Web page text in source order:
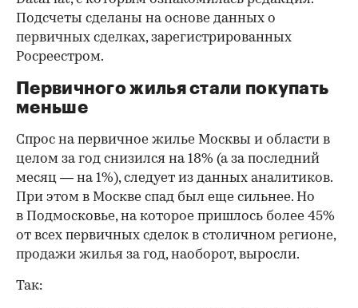
Подсчеты сделаны на основе данных о
первичных сделках, зарегистрированных
Росреестром.
Первичного жилья стали покупать
меньше
Спрос на первичное жилье Москвы и области в
целом за год снизился на 18% (а за последний
месяц — на 1%), следует из данных аналитиков.
При этом в Москве спад был еще сильнее. Но
в Подмосковье, на которое пришлось более 45%
от всех первичных сделок в столичном регионе,
продажи жилья за год, наоборот, выросли.
Так: